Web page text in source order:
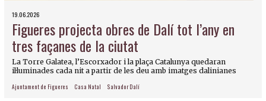
19.06.2026
Figueres projecta obres de Dalí tot l’any en
tres façanes de la ciutat
La Torre Galatea, l’Escorxador i la plaça Catalunya quedaran
il·luminades cada nit a partir de les deu amb imatges dalinianes
Ajuntament de Figueres Casa Natal Salvador Dalí